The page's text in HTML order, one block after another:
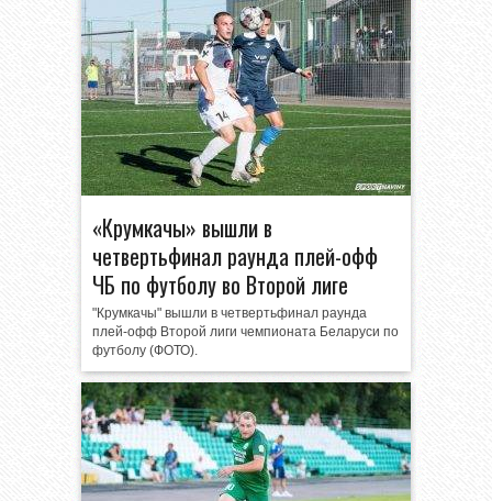
«Крумкачы» вышли в
четвертьфинал раунда плей-офф
ЧБ по футболу во Второй лиге
"Крумкачы" вышли в четвертьфинал раунда
плей-офф Второй лиги чемпионата Беларуси по
футболу (ФОТО).